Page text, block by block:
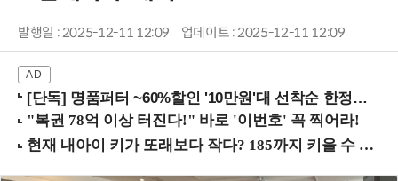
발행일 : 2025-12-11 12:09 업데이트 : 2025-12-11 12:09
[단독] 명품퍼터 ~60%할인 '10만원'대 선착순 한정판매!